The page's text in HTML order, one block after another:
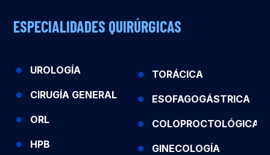
ESPECIALIDADES QUIRÚRGICAS
UROLOGÍA
CIRUGÍA GENERAL
ORL
HPB
TORÁCICA
ESOFAGOGÁSTRICA
COLOPROCTOLÓGICA
GINECOLOGÍA